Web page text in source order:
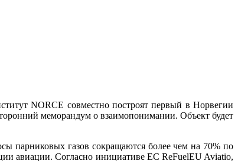
NORCE совместно построят первый в Норвегии
меморандум о взаимопонимании. Объект будет
парниковых газов сокращаются более чем на 70% по
авиации. Согласно инициативе ЕС ReFuelEU Aviatio,